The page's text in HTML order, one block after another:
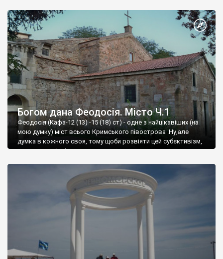
Богом дана Феодосія. Місто Ч.1
Феодосія (Кафа-12 (13) -15 (18) ст) - одне з найцікавіших (на
мою думку) міст всього Кримського півострова .Ну,але
думка в кожного своя, тому щоби розвіяти цей субєктивізм,
запрошую відвідати це